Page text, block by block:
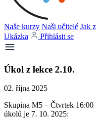
Naše kurzy Naši učitelé Jak
Ukázka
Přihlásit se
Úkol z lekce 2.10.
02. října 2025
Skupina M5 – Čtvrtek
úkolů je 7. 10. 2025: